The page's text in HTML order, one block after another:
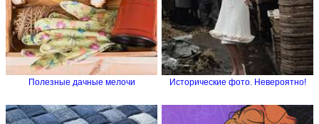
Полезные дачные мелочи Исторические фото. Невероятно!